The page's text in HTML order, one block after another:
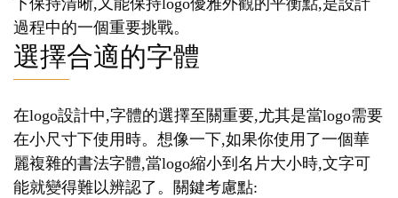
下保持清晰,又能保持logo優雅外觀的平衡點,是設計
過程中的一個重要挑戰。
選擇合適的字體
在logo設計中,字體的選擇至關重要,尤其是當logo需要
在小尺寸下使用時。想像一下,如果你使用了一個華
麗複雜的書法字體,當logo縮小到名片大小時,文字可
能就變得難以辨認了。關鍵考慮點: